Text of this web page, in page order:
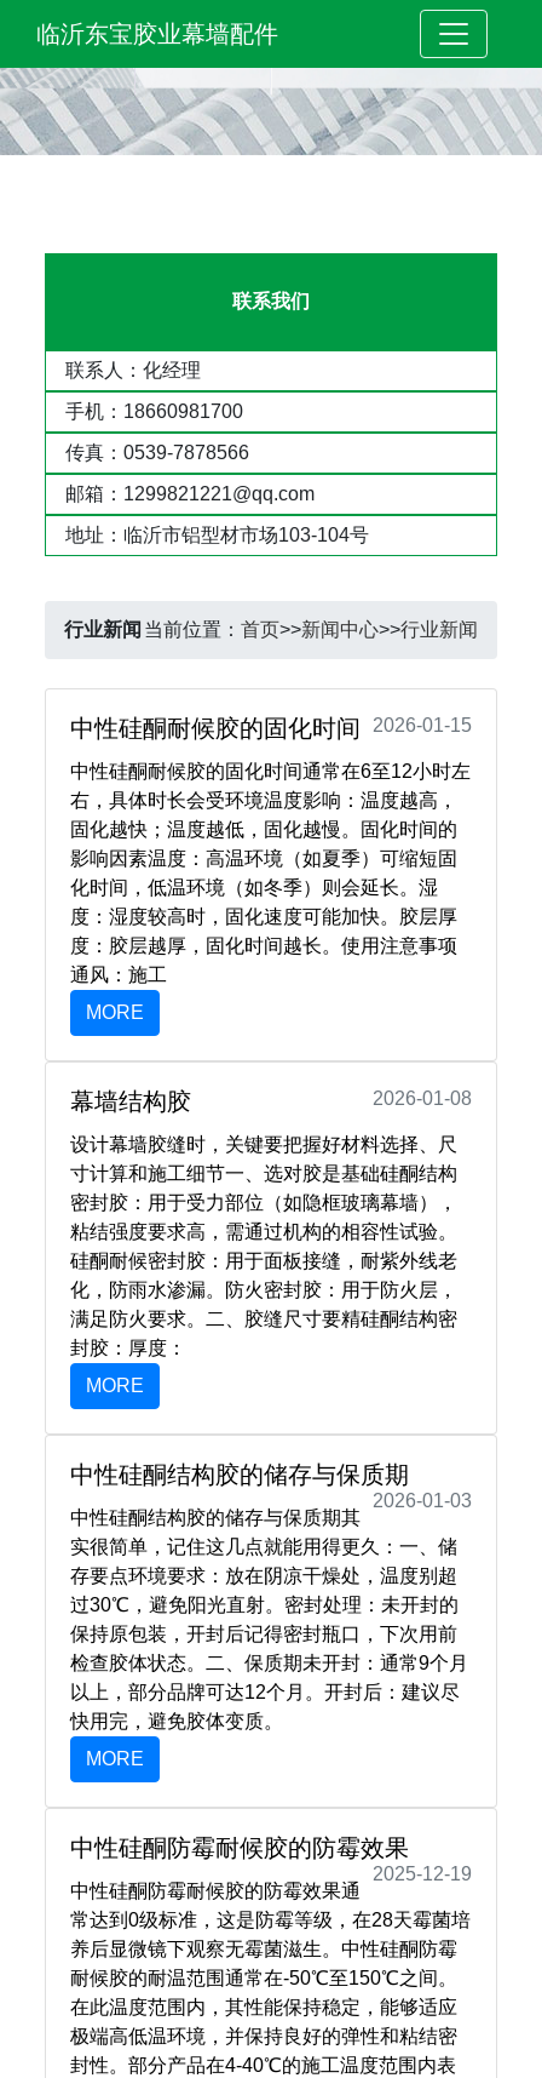
临沂东宝胶业幕墙配件
联系我们
联系人：化经理
手机：18660981700
传真：0539-7878566
邮箱：1299821221@qq.com
地址：临沂市铝型材市场103-104号
行业新闻 当前位置： 首页>>新闻中心>>行业新闻
​中性硅酮耐候胶的固化时间 2026-01-15
中性硅酮耐候胶的固化时间通常在‌6至12小时‌左
右，具体时长会受环境温度影响：温度越高，
固化越快；温度越低，固化越慢。固化时间的
影响因素温度‌：高温环境（如夏季）可缩短固
化时间，低温环境（如冬季）则会延长。湿
度‌：湿度较高时，固化速度可能加快。胶层厚
度‌：胶层越厚，固化时间越长。使用注意事项
通风‌：施工
MORE
幕墙结构胶 2026-01-08
设计幕墙胶缝时，关键要把握好材料选择、尺
寸计算和施工细节一、选对胶是基础硅酮结构
密封胶‌：用于受力部位（如隐框玻璃幕墙），
粘结强度要求高，需通过机构的相容性试验。
硅酮耐候密封胶‌：用于面板接缝，耐紫外线老
化，防雨水渗漏。防火密封胶‌：用于防火层，
满足防火要求。二、胶缝尺寸要精硅酮结构密
封胶‌：厚度：
MORE
中性硅酮结构胶的储存与保质期
2026-01-03
中性硅酮结构胶的储存与保质期其
实很简单，记住这几点就能用得更久：一、储
存要点环境要求‌：放在阴凉干燥处，温度别超
过30℃，避免阳光直射。密封处理‌：未开封的
保持原包装，开封后记得密封瓶口，下次用前
检查胶体状态。二、保质期未开封‌：通常9个月
以上，部分品牌可达12个月。开封后‌：建议尽
快用完，避免胶体变质。
MORE
中性硅酮防霉耐候胶的防霉效果
2025-12-19
中性硅酮防霉耐候胶的防霉效果通
常达到0级标准，这是防霉等级，在28天霉菌培
养后显微镜下观察无霉菌滋生。中性硅酮防霉
耐候胶的耐温范围通常在‌-50℃至150℃‌之间。
在此温度范围内，其性能保持稳定，能够适应
极端高低温环境，并保持良好的弹性和粘结密
封性。部分产品在4-40℃的施工温度范围内表